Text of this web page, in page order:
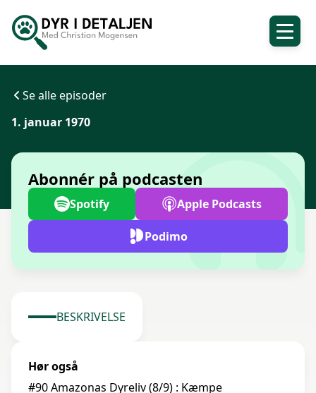
Se alle episoder
1. januar 1970
Abonnér på podcasten
Spotify Apple Podcasts
Podimo
BESKRIVELSE
Hør også
#90 Amazonas Dyreliv (8/9) : Kæmpe